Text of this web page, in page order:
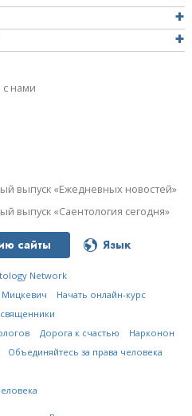
с нами
выпуск «Ежедневных новостей»
выпуск «Саентология сегодня»
сайты Язык
Network
Мицкевич
Начать онлайн-курс
Дорога к счастью
Нарконон
Объединяйтесь за права человека